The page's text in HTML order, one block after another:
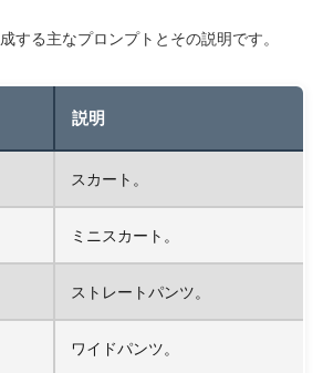
する主なプロンプトとその説明です。
説明
スカート。
ミニスカート。
ストレートパンツ。
ワイドパンツ。